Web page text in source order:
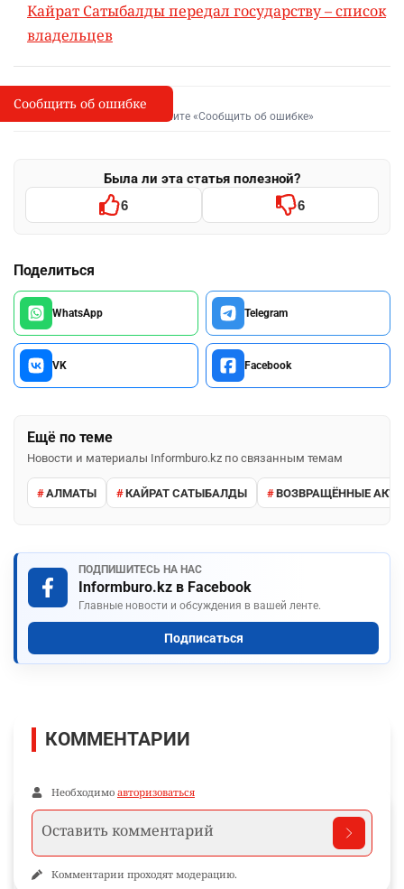
Кайрат Сатыбалды передал государству – список
владельцев
I
Сообщить об опечатке
Выделите фрагмент и нажмите «Сообщить об ошибке»
Была ли эта статья полезной?
6 6
Поделиться
WhatsApp Telegram
VK Facebook
Ещё по теме
Новости и материалы Informburo.kz по связанным темам
АЛМАТЫ КАЙРАТ САТЫБАЛДЫ ВОЗВРАЩЁННЫЕ
ПОДПИШИТЕСЬ НА НАС
Informburo.kz в Facebook
Главные новости и обсуждения в вашей ленте.
Подписаться
Сообщить об ошибке
КОММЕНТАРИИ
Необходимо авторизоваться
Комментарии проходят модерацию.